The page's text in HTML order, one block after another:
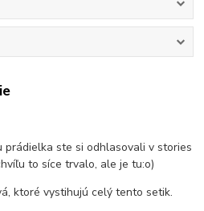
prádielka ste si odhlasovali v stories
to síce trvalo, ale je tu:o)
ktoré vystihujú celý tento setik.